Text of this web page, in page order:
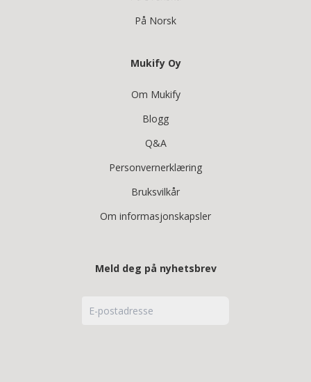
På Norsk
Mukify Oy
Om Mukify
Blogg
Q&A
Personvernerklæring
Bruksvilkår
Om informasjonskapsler
Meld deg på nyhetsbrev